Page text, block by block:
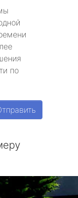
по